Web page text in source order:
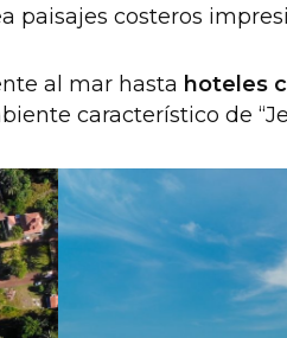
paisajes costeros
al mar hasta hoteles
característico de